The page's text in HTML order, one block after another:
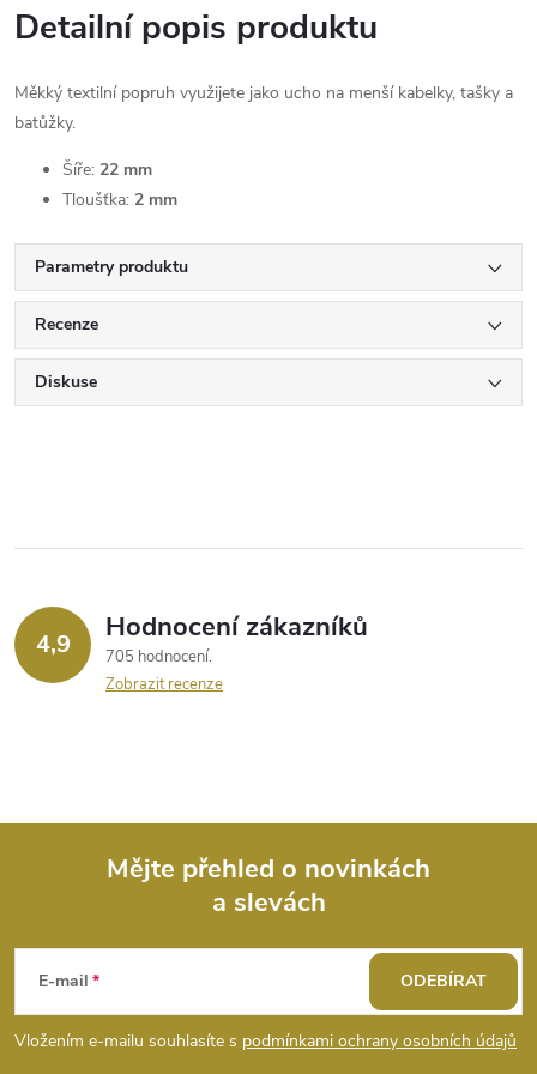
Detailní popis produktu
Měkký textilní popruh využijete jako ucho na menší kabelky, tašky a
batůžky.
Šíře: 22 mm
Tloušťka: 2 mm
Parametry produktu
Recenze
Diskuse
4,9 Hodnocení zákazníků
705 hodnocení
Zobrazit recenze
p
Mějte přehled o novinkách
a slevách
E-mail
Vložením e-mailu souhlasíte s podmínkami ochrany osobních údajů
ODEBÍRAT